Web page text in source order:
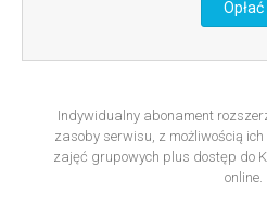
Opłać
Indywidualny abonament
zasoby serwisu, z możliwością
zajęć grupowych plus dostęp do
online.